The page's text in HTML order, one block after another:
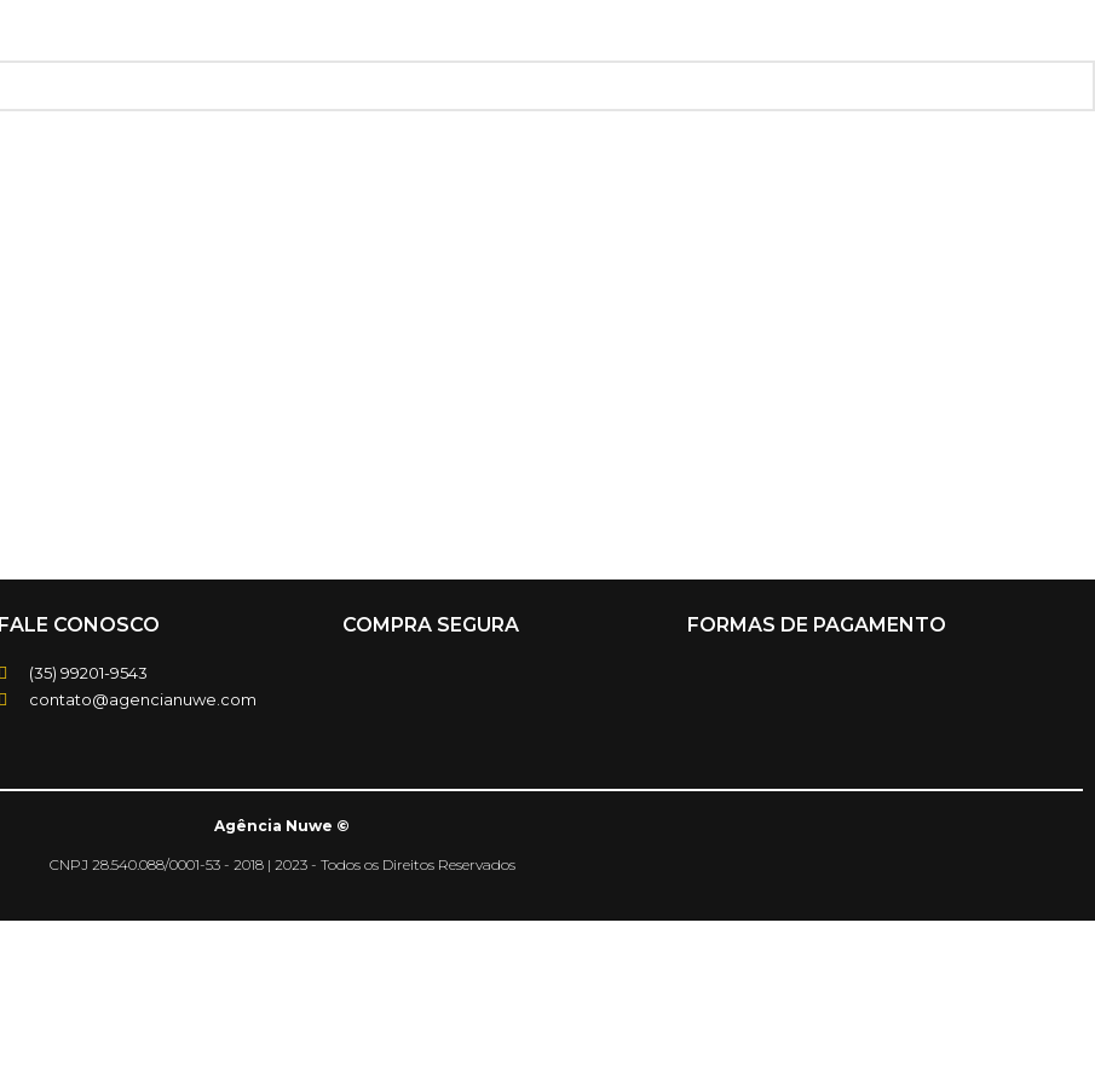
FALE CONOSCO
(35) 99201-9543
contato@agencianuwe.com
COMPRA SEGURA FORMAS DE PAGAMENTO
Agência Nuwe ©
CNPJ 28.540.088/0001-53 - 2018 | 2023 - Todos os Direitos Reservados